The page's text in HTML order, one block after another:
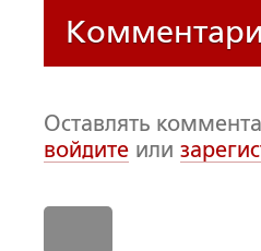
Оставлять
войдите или